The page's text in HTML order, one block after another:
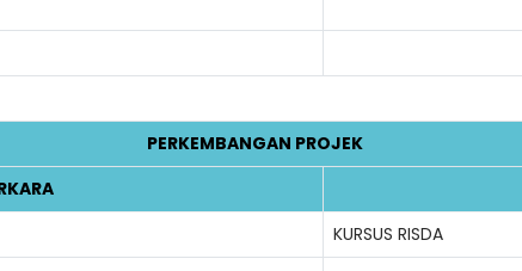
PERKEMBANGAN PROJEK
KURSUS RISDA